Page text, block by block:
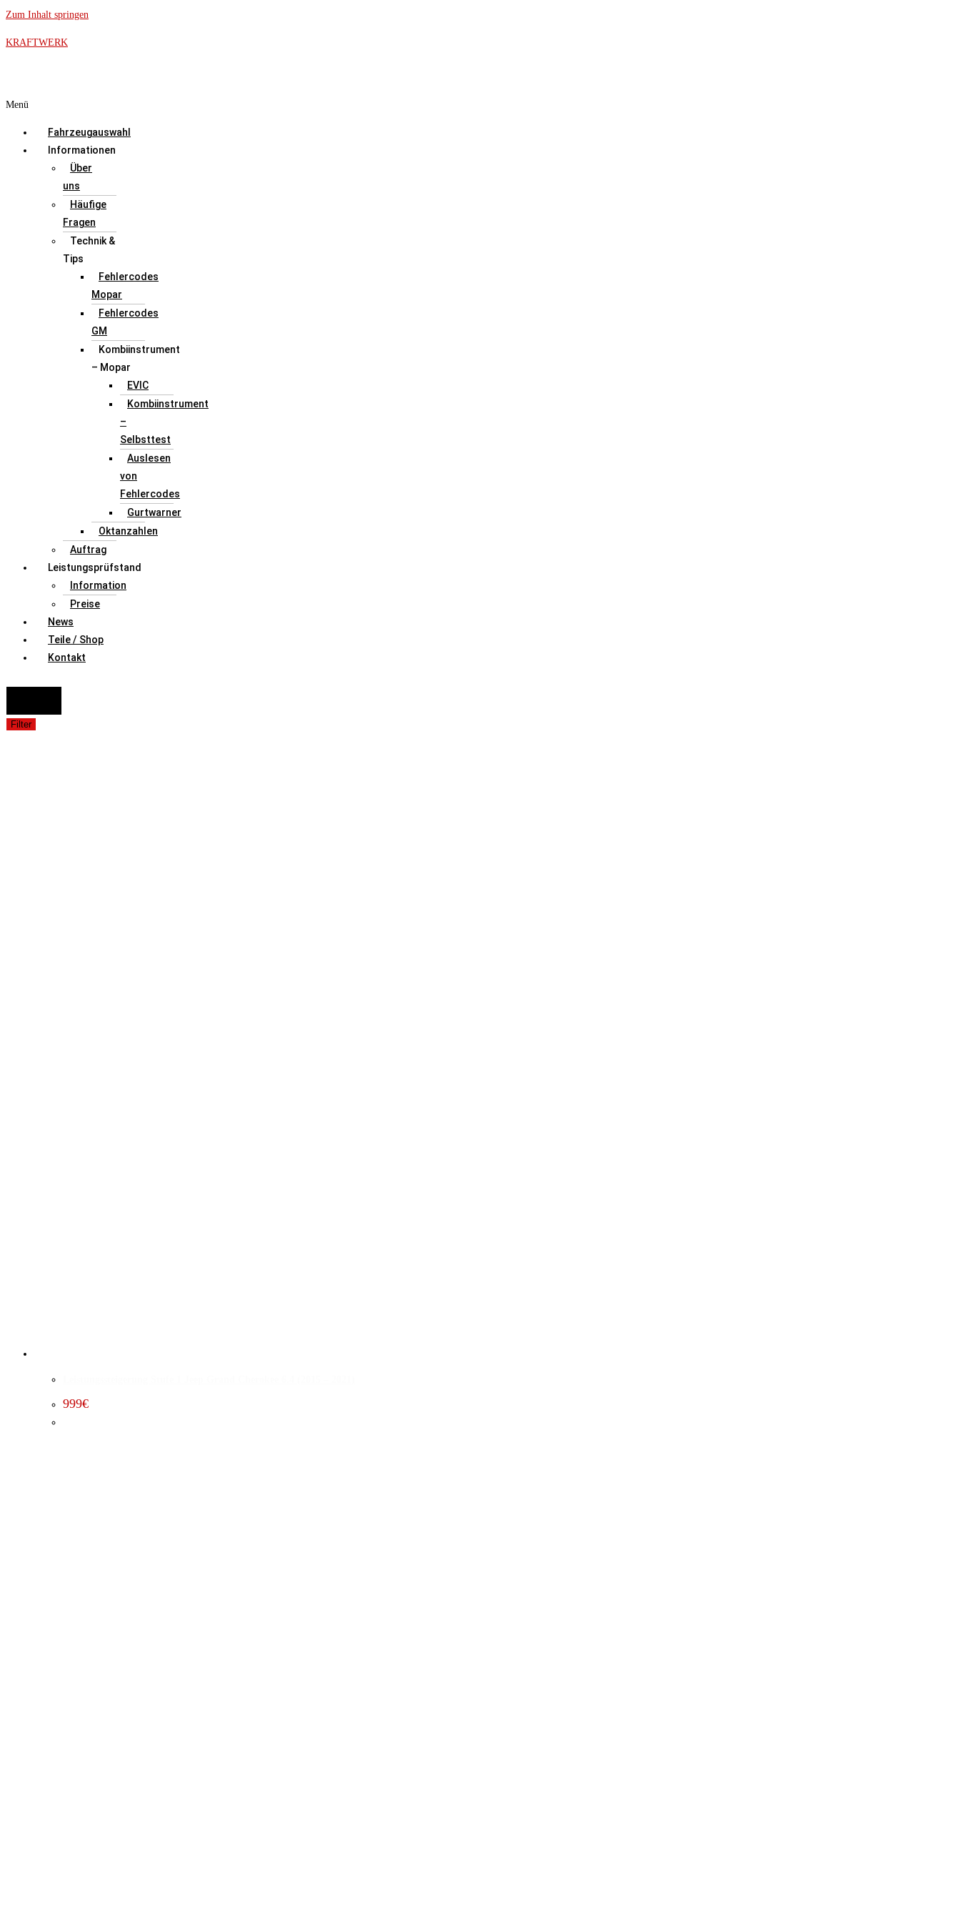
Zum Inhalt springen
KRAFTWERK
Menü
Fahrzeugauswahl
Informationen
Über
uns
Häufige
Fragen
Technik &
Tips
Fehlercodes
Mopar
Fehlercodes
GM
Kombiinstrument
– Mopar
EVIC
Kombiinstrument
–
Selbsttest
Auslesen
von
Fehlercodes
Gurtwarner
Oktanzahlen
Auftrag
Leistungsprüfstand
Information
Preise
News
Teile / Shop
Kontakt
Filter
999€